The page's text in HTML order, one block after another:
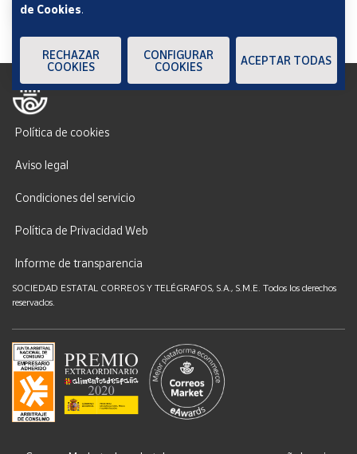
Política de cookies
Aviso legal
Condiciones del servicio
Política de Privacidad Web
Informe de transparencia
SOCIEDAD ESTATAL CORREOS Y TELÉGRAFOS, S.A., S.M.E. Todos los derechos
reservados.
de Cookies.
RECHAZAR
COOKIES
CONFIGURAR
COOKIES
ACEPTAR TODAS